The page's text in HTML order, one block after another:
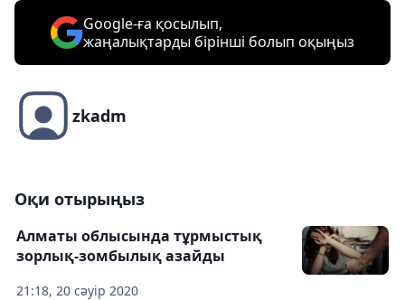
Google-ға қосылып,
жаңалықтарды бірінші болып оқыңыз
zkadm
Оқи отырыңыз
21:18, 20 сәуір 2020
Алматы облысында тұрмыстық
зорлық-зомбылық азайды